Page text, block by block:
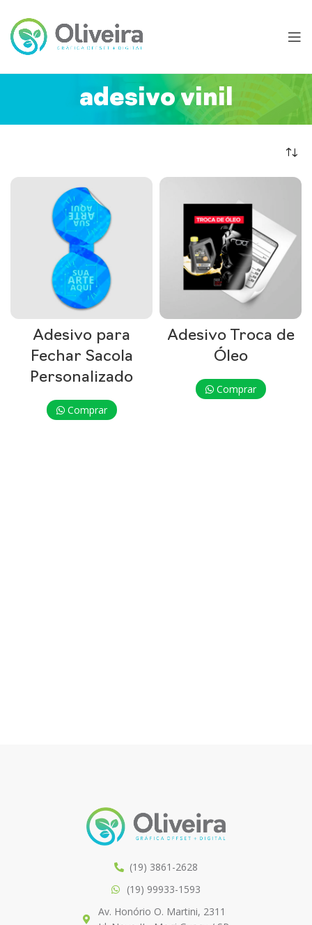
adesivo vinil
Adesivo para
Fechar Sacola
Personalizado
Comprar
Adesivo Troca de
Óleo
Comprar
(19) 3861-2628
(19) 99933-1593
Av. Honório O. Martini, 2311